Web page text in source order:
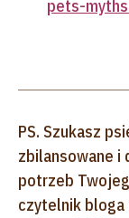
pets-
PS. Szukasz
zbilansowane i
potrzeb
czytelnik